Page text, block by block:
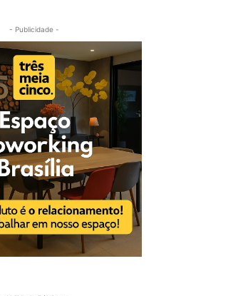
- Publicidade -